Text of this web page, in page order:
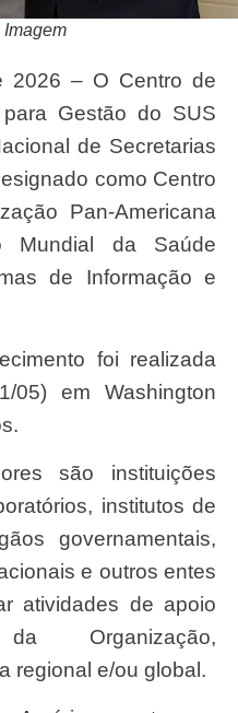
Imagem
Gestão do SUS
de Secretarias
como Centro
Pan-Americana
Mundial da Saúde
de Informação e
05) em Washington
institutos de
governamentais,
e outros entes
atividades de apoio
Organização,
regional e/ou global.